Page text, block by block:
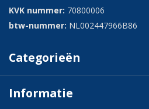
KVK nummer: 70800006
btw-nummer: NL002447966B86
Categorieën
Informatie